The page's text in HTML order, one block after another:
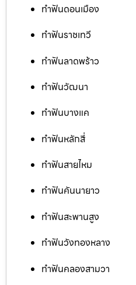
ทำฟันดอนเมือง
ทำฟันราชเทวี
ทำฟันลาดพร้าว
ทำฟันวัฒนา
ทำฟันบางแค
ทำฟันหลักสี่
ทำฟันสายไหม
ทำฟันคันนายาว
ทำฟันสะพานสูง
ทำฟันวังทองหลาง
ทำฟันคลองสามวา